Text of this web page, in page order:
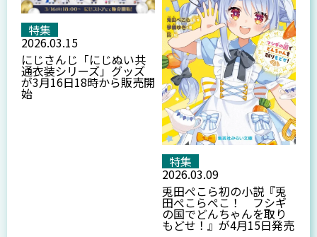
特集
2026.03.15
にじさんじ「にじぬい共
通衣装シリーズ」グッズ
が3月16日18時から販売開
始
特集
2026.03.09
兎田ぺこら初の小説『兎
田ぺこらぺこ！ フシギ
の国でどんちゃんを取り
もどせ！』が4月15日発売